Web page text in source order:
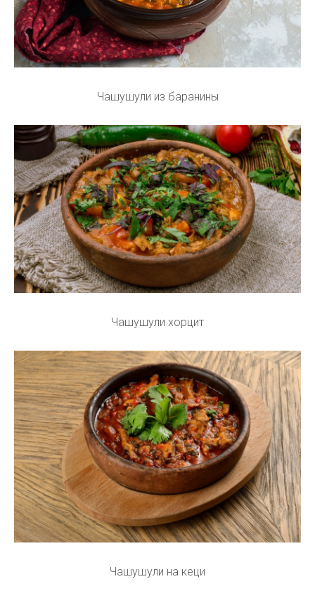
Чашушули из баранины
Чашушули хорцит
Чашушули на кеци